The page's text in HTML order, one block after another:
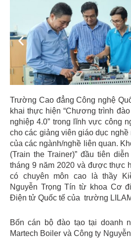
Previous
Trường Cao đẳng Công nghệ
khai thực hiện “Chương trình
nghiệp 4.0” trong lĩnh vực công
cho các giảng viên giáo dục nghề
của các ngành/nghề liên quan.
(Train the Trainer)” đầu tiên
tháng 9 năm 2020 và được thực
có chuyên môn cao là thầy
Nguyễn Trọng Tín từ khoa Cơ
Điện tử Quốc tế của trường
Bốn cán bộ đào tạo tại doanh
Martech Boiler và Công ty